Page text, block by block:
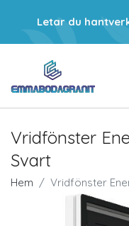
Letar du
Vridfönster
Svart
Hem Vridfönster